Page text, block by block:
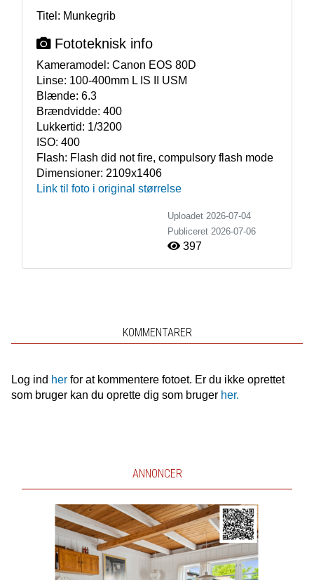
Titel: Munkegrib
Fototeknisk info
Kameramodel: Canon EOS 80D
Linse: 100-400mm L IS II USM
Blænde: 6.3
Brændvidde: 400
Lukkertid: 1/3200
ISO: 400
Flash: Flash did not fire, compulsory flash mode
Dimensioner: 2109x1406
Link til foto i original størrelse
Uploadet 2026-07-04
Publiceret 2026-07-06
397
KOMMENTARER
Log ind herfor at kommentere fotoet. Er du ikke oprettet
som bruger kan du oprette dig som bruger her.
ANNONCER